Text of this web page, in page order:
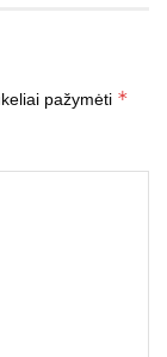
pažymėti *